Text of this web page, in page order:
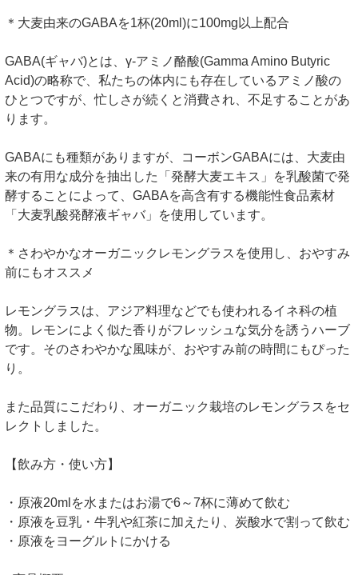
＊大麦由来のGABAを1杯(20ml)に100mg以上配合
GABA(ギャバ)とは、γ-アミノ酪酸(Gamma Amino Butyric
Acid)の略称で、私たちの体内にも存在しているアミノ酸の
ひとつですが、忙しさが続くと消費され、不足することがあ
ります。
GABAにも種類がありますが、コーボンGABAには、大麦由
来の有用な成分を抽出した「発酵大麦エキス」を乳酸菌で発
酵することによって、GABAを高含有する機能性食品素材
「大麦乳酸発酵液ギャバ」を使用しています。
＊さわやかなオーガニックレモングラスを使用し、おやすみ
前にもオススメ
レモングラスは、アジア料理などでも使われるイネ科の植
物。レモンによく似た香りがフレッシュな気分を誘うハーブ
です。そのさわやかな風味が、おやすみ前の時間にもぴった
り。
また品質にこだわり、オーガニック栽培のレモングラスをセ
レクトしました。
【飲み方・使い方】
・原液20mlを水またはお湯で6～7杯に薄めて飲む
・原液を豆乳・牛乳や紅茶に加えたり、炭酸水で割って飲む
・原液をヨーグルトにかける